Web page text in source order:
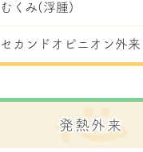
むくみ(浮腫)
セカンドオピニオン外来
発熱外来